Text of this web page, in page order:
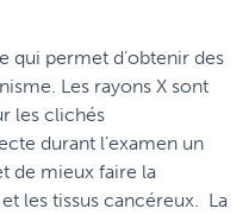
qui permet d’obtenir des
Les rayons X sont
les clichés
durant l’examen un
de mieux faire la
les tissus cancéreux. La